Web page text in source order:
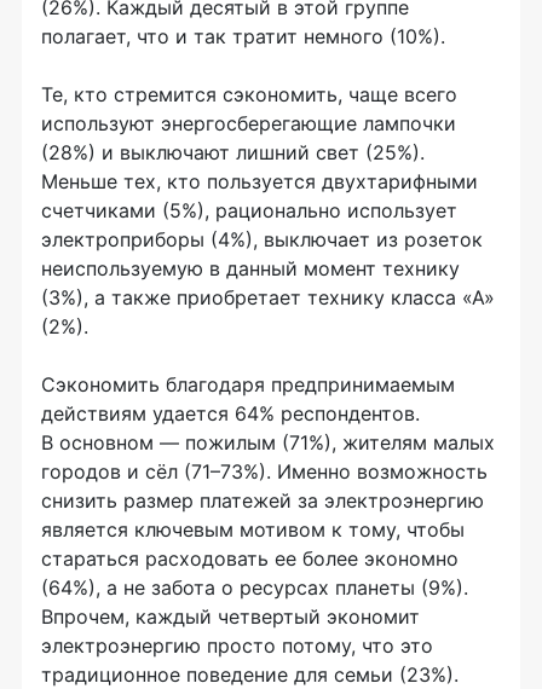
(26%). Каждый десятый в этой группе
полагает, что и так тратит немного (10%).
Те, кто стремится сэкономить, чаще всего
используют энергосберегающие лампочки
(28%) и выключают лишний свет (25%).
Меньше тех, кто пользуется двухтарифными
счетчиками (5%), рационально использует
электроприборы (4%), выключает из розеток
неиспользуемую в данный момент технику
(3%), а также приобретает технику класса «А»
(2%).
Сэкономить благодаря предпринимаемым
действиям удается 64% респондентов.
В основном — пожилым (71%), жителям малых
городов и сёл (71–73%). Именно возможность
снизить размер платежей за электроэнергию
является ключевым мотивом к тому, чтобы
стараться расходовать ее более экономно
(64%), а не забота о ресурсах планеты (9%).
Впрочем, каждый четвертый экономит
электроэнергию просто потому, что это
традиционное поведение для семьи (23%).